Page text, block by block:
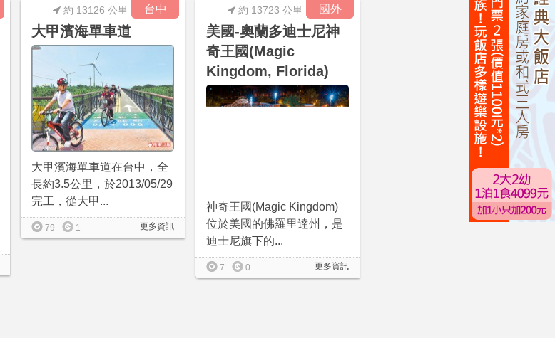
台中
約 13126 公里
大甲濱海單車道
大甲濱海單車道在台中，全
長約3.5公里，於2013/05/29
完工，從大甲...
更多資訊
79 1
國外
約 13723 公里
美國-奧蘭多迪士尼神
奇王國(Magic
Kingdom, Florida)
神奇王國(Magic Kingdom)
位於美國的佛羅里達州，是
迪士尼旗下的...
更多資訊
7 0